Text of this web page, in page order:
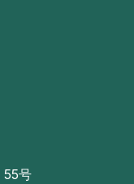
55号